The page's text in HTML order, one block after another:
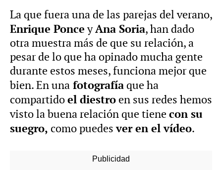
La que fuera una de las parejas del verano,
Enrique PonceyAna Soria, han dado
otra muestra más de que su relación, a
pesar de lo que ha opinado mucha gente
durante estos meses, funciona mejor que
bien. En una fotografía que ha
compartidoel diestro en sus redes hemos
visto la buena relación que tiene con su
suegro, como puedesver en el vídeo.